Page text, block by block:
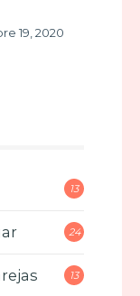
19, 2020
13
24
13